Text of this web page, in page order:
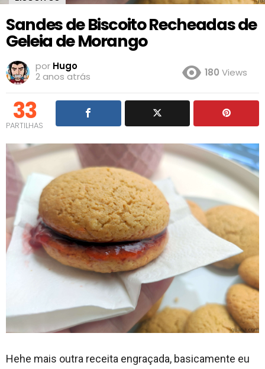
Sandes de Biscoito Recheadas de
Geleia de Morango
por Hugo
2 anos atrás
180 Views
33
PARTILHAS
Hehe mais outra receita engraçada, basicamente eu